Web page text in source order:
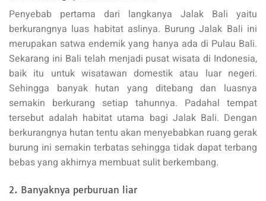
Penyebab pertama dari langkanya Jalak Bali yaitu
berkurangnya luas habitat aslinya. Burung Jalak Bali ini
merupakan satwa endemik yang hanya ada di Pulau Bali.
Sekarang ini Bali telah menjadi pusat wisata di Indonesia,
baik itu untuk wisatawan domestik atau luar negeri.
Sehingga banyak hutan yang ditebang dan luasnya
semakin berkurang setiap tahunnya. Padahal tempat
tersebut adalah habitat utama bagi Jalak Bali. Dengan
berkurangnya hutan tentu akan menyebabkan ruang gerak
burung ini semakin terbatas sehingga tidak dapat terbang
bebas yang akhirnya membuat sulit berkembang.
2. Banyaknya perburuan liar